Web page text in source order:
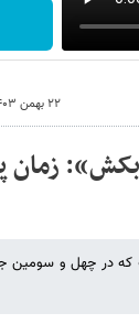
۲۲ بهمن ۱۴۰۳ - ۱۳:۵۳
بکش»:
که در چهل و